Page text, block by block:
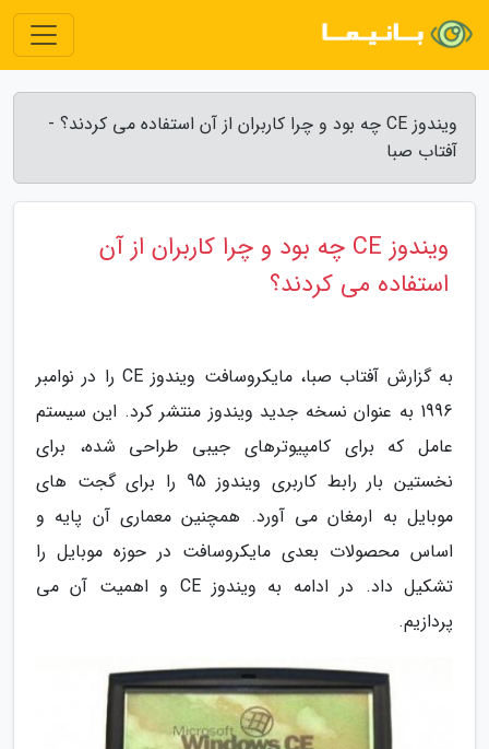
ویندوز CE چه بود و چرا کاربران از آن استفاده می کردند؟ -
آفتاب صبا
ویندوز CE چه بود و چرا کاربران از آن
استفاده می کردند؟
به گزارش آفتاب صبا، مایکروسافت ویندوز CE را در نوامبر
1996 به عنوان نسخه جدید ویندوز منتشر کرد. این سیستم
عامل که برای کامپیوترهای جیبی طراحی شده، برای
نخستین بار رابط کاربری ویندوز 95 را برای گجت های
موبایل به ارمغان می آورد. همچنین معماری آن پایه و
اساس محصولات بعدی مایکروسافت در حوزه موبایل را
تشکیل داد. در ادامه به ویندوز CE و اهمیت آن می
پردازیم.